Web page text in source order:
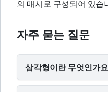
의 매시로 구성되어 있습
자주 묻는 질문
삼각형이란 무엇인가